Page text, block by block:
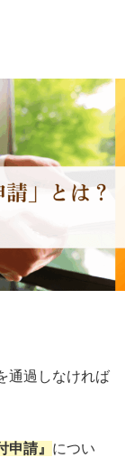
通過しなければ
申請』 につい